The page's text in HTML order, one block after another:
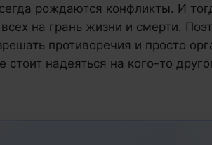
рождаются конфликты. И
на грань жизни и смерти.
противоречия и просто
надеяться на кого-то